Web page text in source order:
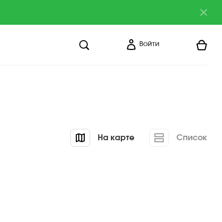
Войти
На карте Список